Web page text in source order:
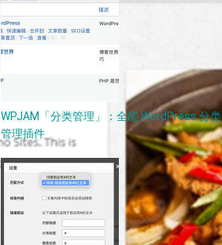
WPJAM「分类管理」：全能 WordPress 分类
管理插件